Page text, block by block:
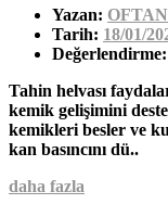
Yazan:
Tarih: 18/01/
Değerlendirme:
Tahin helvası
kemik gelişimini
kemikleri besler ve
kan basıncını dü..
daha fazla